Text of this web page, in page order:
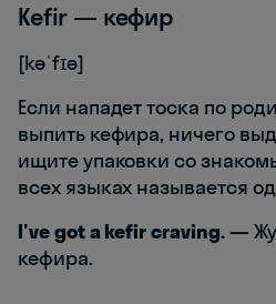
Kefir — кефир
[kəˈfɪə]
Если нападет тоска по
выпить кефира, ничего
ищите упаковки со
всех языках называется
I've got a kefir craving.—
кефира.